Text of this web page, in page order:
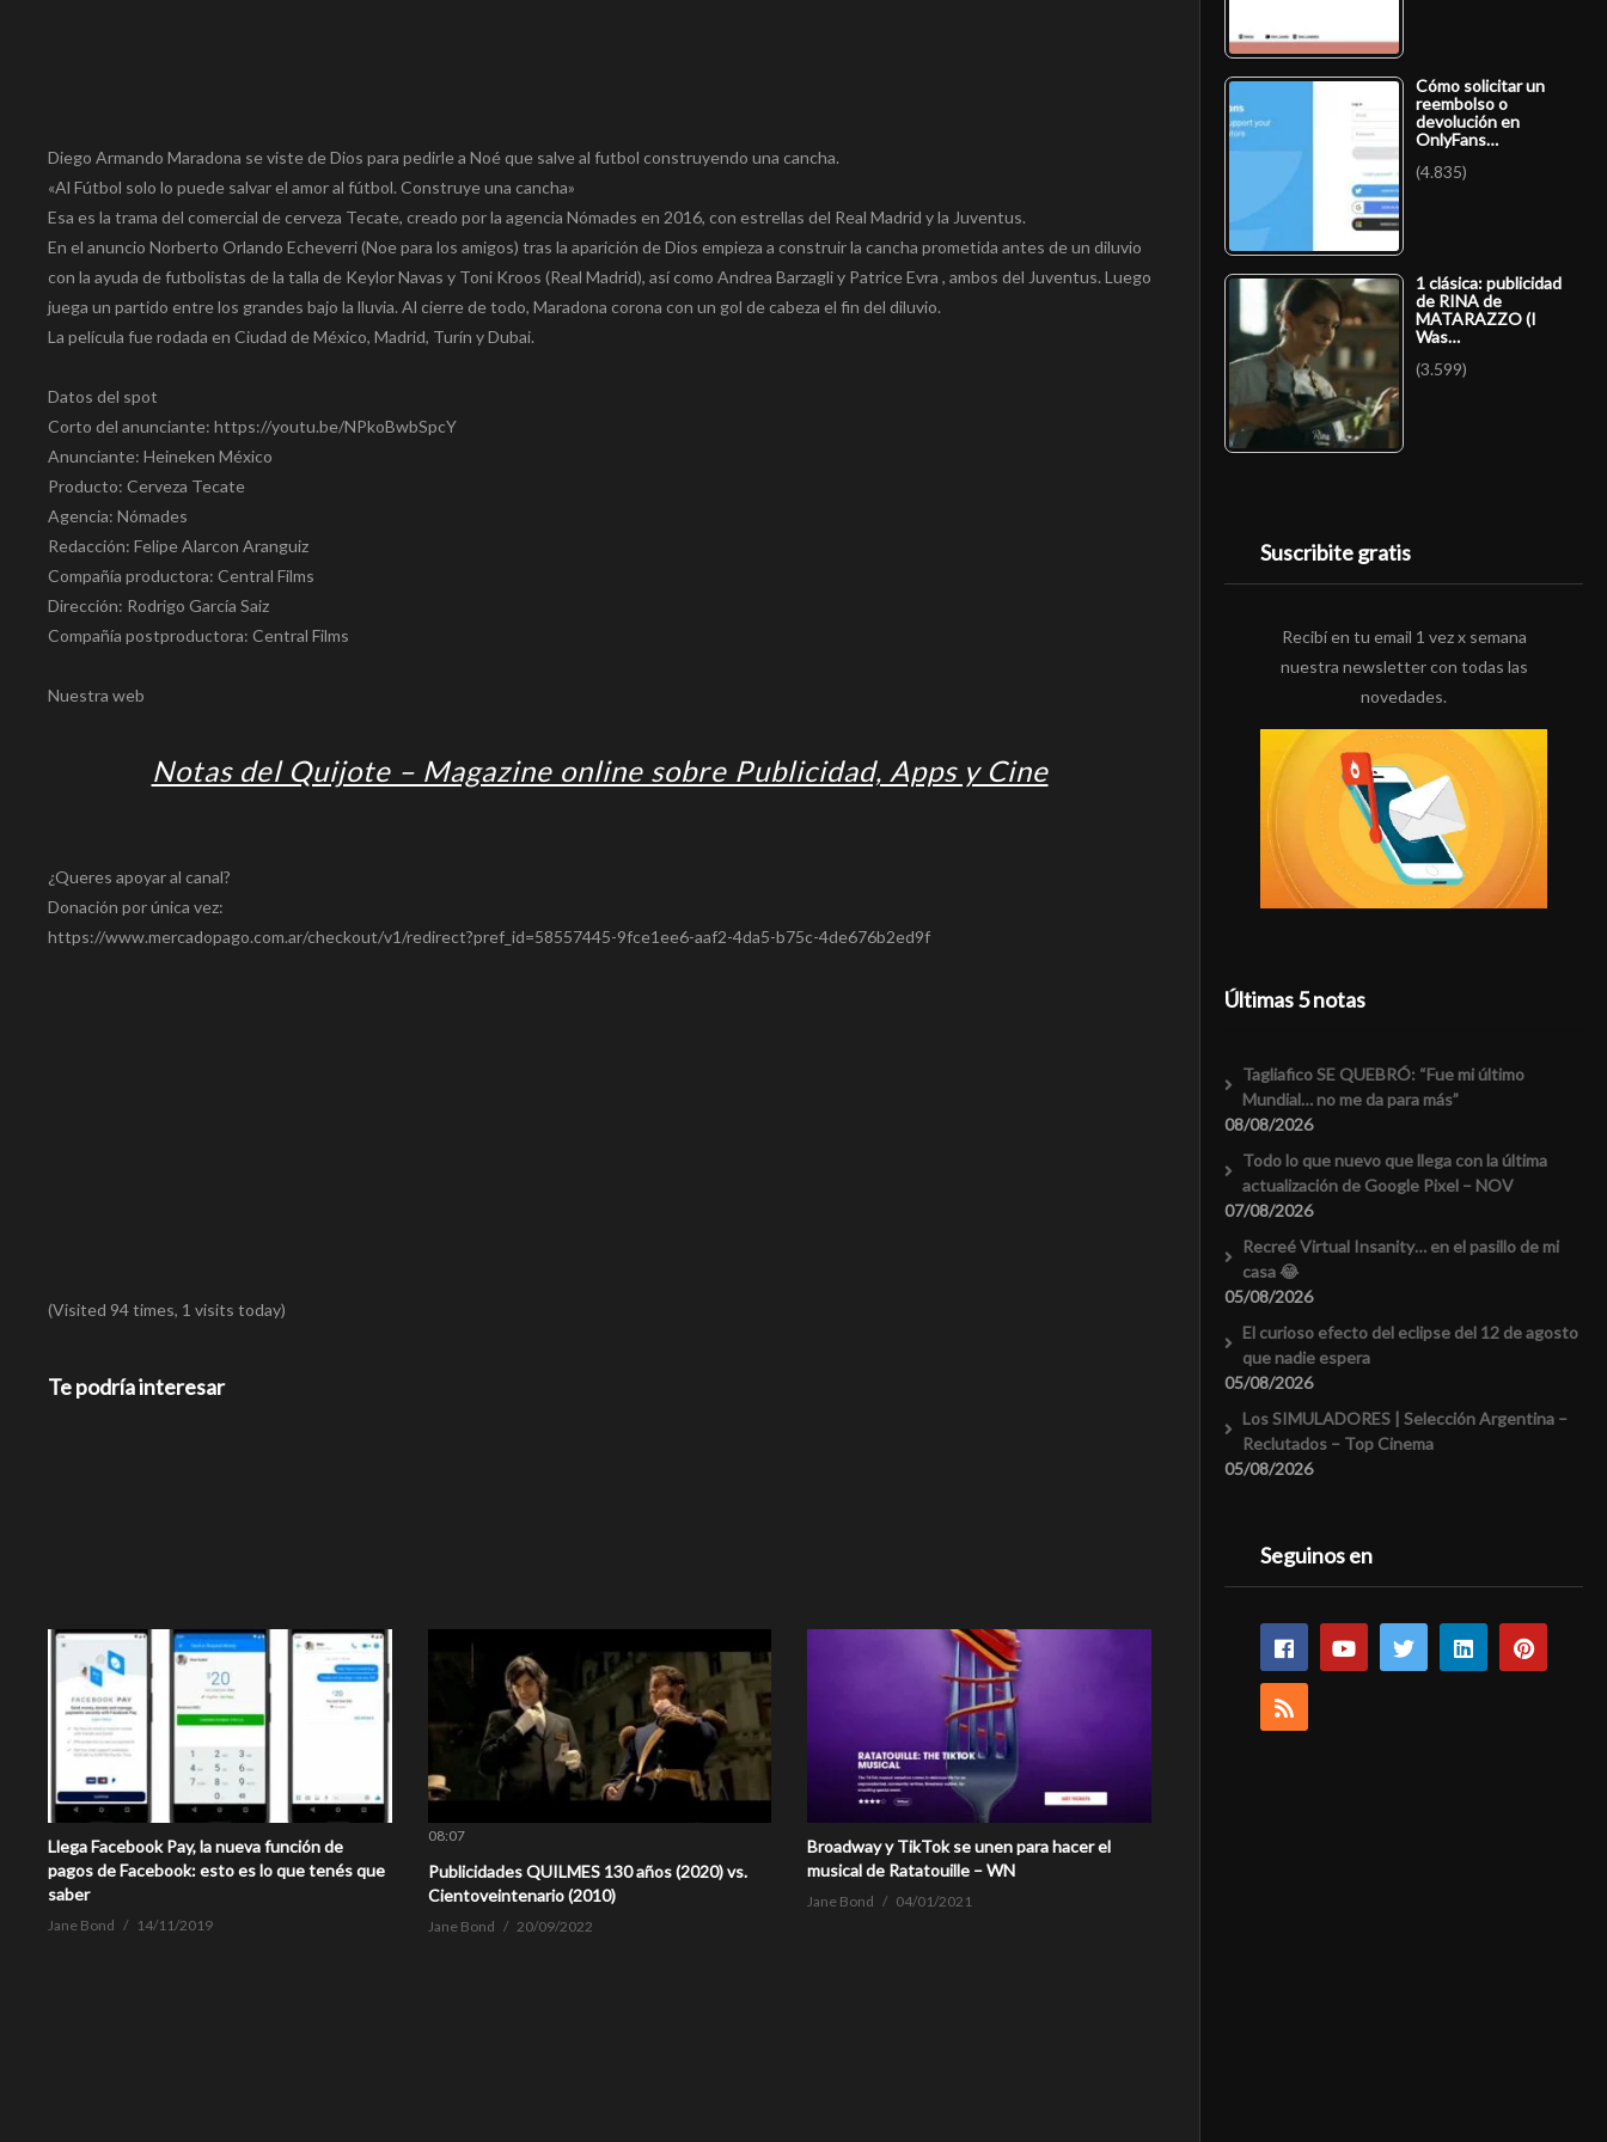
Diego Armando Maradona se viste de Dios para pedirle a Noé que salve al futbol construyendo una cancha.
«Al Fútbol solo lo puede salvar el amor al fútbol. Construye una cancha»
Esa es la trama del comercial de cerveza Tecate, creado por la agencia Nómades en 2016, con estrellas del Real Madrid y la Juventus.
En el anuncio Norberto Orlando Echeverri (Noe para los amigos) tras la aparición de Dios empieza a construir la cancha prometida antes de un diluvio
con la ayuda de futbolistas de la talla de Keylor Navas y Toni Kroos (Real Madrid), así como Andrea Barzagli y Patrice Evra , ambos del Juventus. Luego
juega un partido entre los grandes bajo la lluvia. Al cierre de todo, Maradona corona con un gol de cabeza el fin del diluvio.
La película fue rodada en Ciudad de México, Madrid, Turín y Dubai.
Datos del spot
Corto del anunciante: https://youtu.be/NPkoBwbSpcY
Anunciante: Heineken México
Producto: Cerveza Tecate
Agencia: Nómades
Redacción: Felipe Alarcon Aranguiz
Compañía productora: Central Films
Dirección: Rodrigo García Saiz
Compañía postproductora: Central Films
Nuestra web
Notas del Quijote – Magazine online sobre Publicidad, Apps y Cine
¿Queres apoyar al canal?
Donación por única vez:
https://www.mercadopago.com.ar/checkout/v1/redirect?pref_id=58557445-9fce1ee6-aaf2-4da5-b75c-4de676b2ed9f
(Visited 94 times, 1 visits today)
Te podría interesar
Llega Facebook Pay, la nueva función de
pagos de Facebook: esto es lo que tenés que
saber
Jane Bond 14/11/2019
08:07
Publicidades QUILMES 130 años (2020) vs.
Cientoveintenario (2010)
Jane Bond 20/09/2022
Broadway y TikTok se unen para hacer el
musical de Ratatouille – WN
Jane Bond 04/01/2021
Cómo solicitar un
reembolso o
devolución en
OnlyFans…
(4.835)
1 clásica: publicidad
de RINA de
MATARAZZO (I
Was…
(3.599)
Suscribite gratis
Recibí en tu email 1 vez x semana
nuestra newsletter con todas las
novedades.
Últimas 5 notas
Tagliafico SE QUEBRÓ: “Fue mi último
Mundial… no me da para más”
08/08/2026
Todo lo que nuevo que llega con la última
actualización de Google Pixel – NOV
07/08/2026
Recreé Virtual Insanity… en el pasillo de mi
casa 😂
05/08/2026
El curioso efecto del eclipse del 12 de agosto
que nadie espera
05/08/2026
Los SIMULADORES | Selección Argentina –
Reclutados – Top Cinema
05/08/2026
Seguinos en